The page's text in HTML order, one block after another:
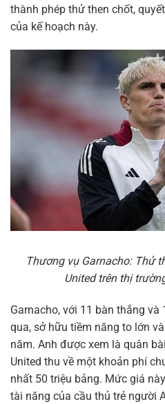
thành phép thử then chốt,
của kế hoạch này.
Thương vụ Garnacho: Thử
United trên thị
Garnacho, với 11 bàn thắng
qua, sở hữu tiềm năng to lớn
năm. Anh được xem là quân
United thu về một khoản phí
nhất 50 triệu bảng. Mức giá
tài năng của cầu thủ trẻ người